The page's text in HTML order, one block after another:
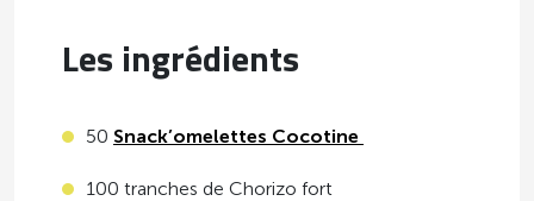
Les ingrédients
50 Snack’omelettes Cocotine
100 tranches de Chorizo fort